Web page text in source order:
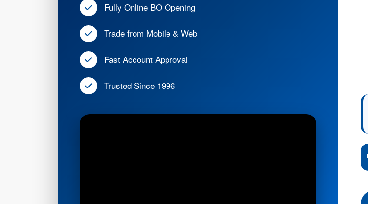
Fully Online BO Opening
Trade from Mobile & Web
Fast Account Approval
Trusted Since 1996